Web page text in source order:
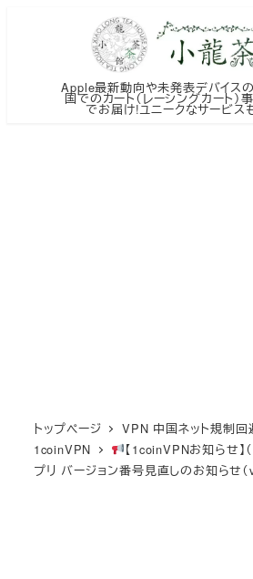
Apple最新動向や未発表デバイスの
国でのカート（レーシングカート）
でお届け!ユニークなサービス
トップページ
VPN 中国ネット規制回
1coinVPN
【1coinVPNお知らせ】
プリ バージョン番号見直しのお知らせ